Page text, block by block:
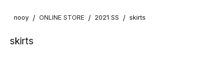
nooy / ONLINE STORE / 2021 SS / skirts
skirts